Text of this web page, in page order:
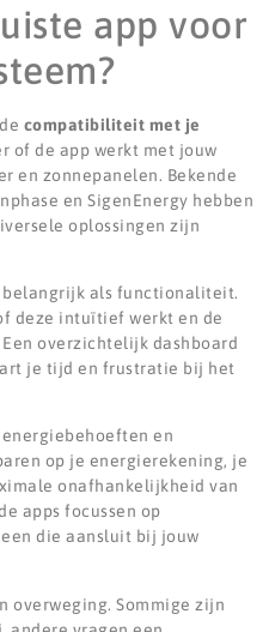
app voor
compatibiliteit met je
of de app werkt met jouw
en zonnepanelen. Bekende
en SigenEnergy hebben
oplossingen zijn
als functionaliteit.
deze intuïtief werkt en de
overzichtelijk dashboard
je tijd en frustratie bij het
en
op je energierekening, je
onafhankelijkheid van
apps focussen op
die aansluit bij jouw
overweging. Sommige zijn